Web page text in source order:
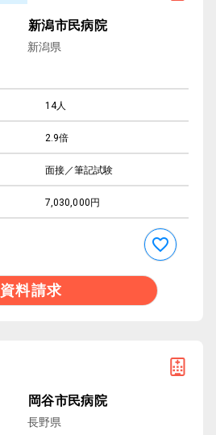
新潟市民病院
新潟県
14人
2.9倍
面接／筆記試験
7,030,000円
資料請求
岡谷市民病院
長野県